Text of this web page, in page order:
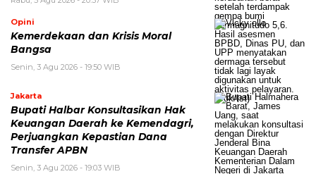
Opini
Kemerdekaan dan Krisis Moral
Bangsa
Senin, 3 Agu 2026 - 19:50 WIB
Jakarta
Bupati Halbar Konsultasikan Hak
Keuangan Daerah ke Kemendagri,
Perjuangkan Kepastian Dana
Transfer APBN
Senin, 3 Agu 2026 - 19:03 WIB